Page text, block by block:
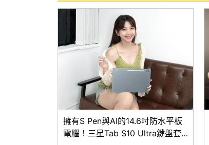
擁有S Pen與AI的14.6吋防水平板
電腦！三星Tab S10 Ultra鍵盤套